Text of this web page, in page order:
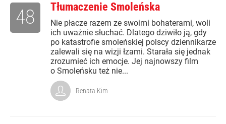
Tłumaczenie Smoleńska
Nie płacze razem ze swoimi bohaterami, woli
ich uważnie słuchać. Dlatego dziwiło ją, gdy
po katastrofie smoleńskiej polscy dziennikarze
zalewali się na wizji łzami. Starała się jednak
zrozumieć ich emocje. Jej najnowszy film
o Smoleńsku też nie...
48
Renata Kim